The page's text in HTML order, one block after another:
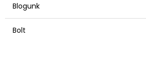
Blogunk
Bolt